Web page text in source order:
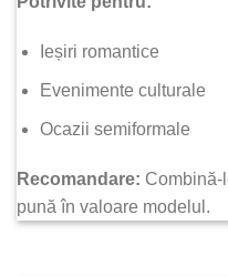
Ieșiri romantice
Evenimente culturale
Ocazii semiformale
Recomandare: Combină-
pună în valoare modelul.